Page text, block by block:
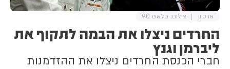
החרדים ניצלו את הבמה לתקוף את
ליברמן וגנץ
חברי הכנסת החרדים ניצלו את ההזדמנות
ארכיון צילום: פלאש 90